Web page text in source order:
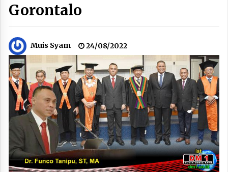
Gorontalo
Muis Syam 24/08/2022